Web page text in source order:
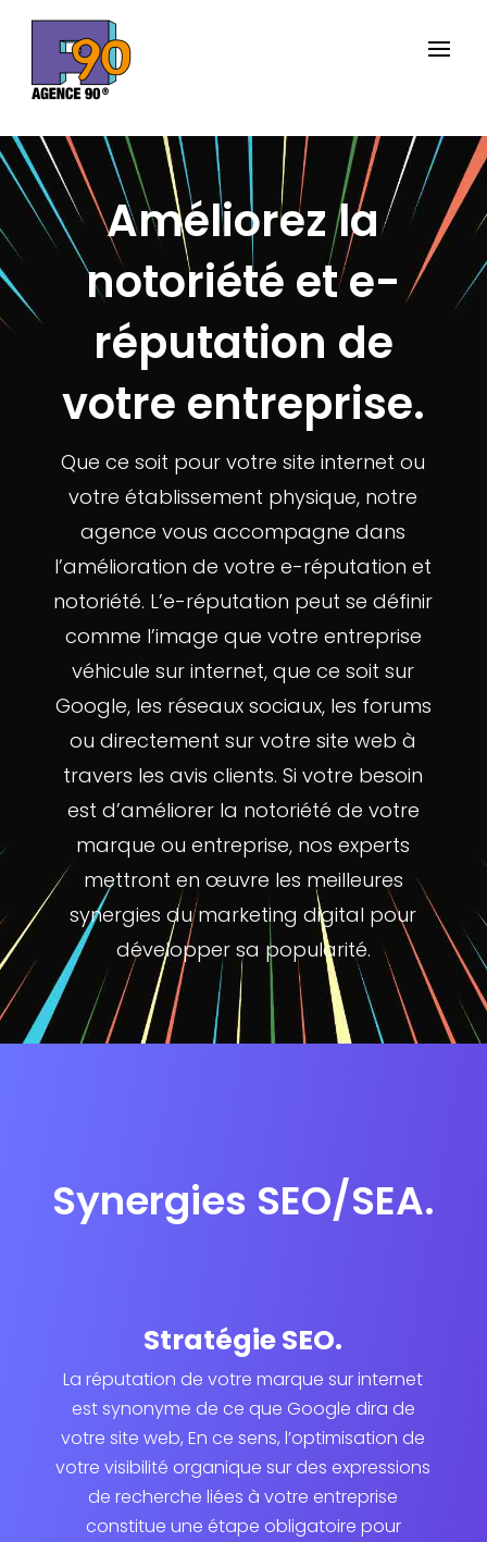
Améliorez la
notoriété et e-
réputation de
votre entreprise.
Que ce soit pour votre site internet ou
votre établissement physique, notre
agence vous accompagne dans
l’amélioration de votre e-réputation et
notoriété. L’e-réputation peut se définir
comme l’image que votre entreprise
véhicule sur internet, que ce soit sur
Google, les réseaux sociaux, les forums
ou directement sur votre site web à
travers les avis clients. Si votre besoin
est d’améliorer la notoriété de votre
marque ou entreprise, nos experts
mettront en œuvre les meilleures
synergies du marketing digital pour
développer sa popularité.
Synergies SEO/SEA.
Stratégie SEO.
La réputation de votre marque sur internet
est synonyme de ce que Google dira de
votre site web, En ce sens, l’optimisation de
votre visibilité organique sur des expressions
de recherche liées à votre entreprise
constitue une étape obligatoire pour